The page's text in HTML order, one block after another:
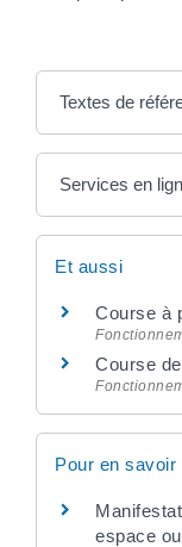
Textes de
Services en
Et aussi
Course à
Course
Pour en savoir
espace